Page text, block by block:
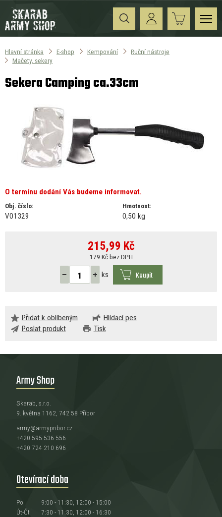
Hlavní stránka E-shop Kempování
Ruční nástroje
Mačety, sekery
Sekera Camping ca.33cm
O termínu dodání Vás budeme informovat.
Obj. číslo:
V01329
Hmotnost:
0,50 kg
215,99 Kč
179 Kč bez DPH
ks Koupit
Přidat k oblíbeným
Hlídací pes
Poslat produkt
Tisk
Army Shop
Skarab, s.r.o.
9. května 1162, 742 58 Příbor
army@armypribor.cz
+420 595 536 556
+420 724 210 696
Otevírací doba
Po
9:00 - 11:30, 12:00 - 15:00
Út-Čt
7:30 - 11:30, 12:00 - 16:30